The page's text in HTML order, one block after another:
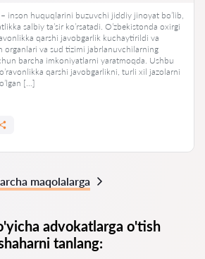
inson huquqlarini buzuvchi jiddiy jinoyat bo’lib,
salbiy ta’sir ko’rsatadi. O’zbekistonda oxirgi
qarshi javobgarlik kuchaytirildi va
organlari va sud tizimi jabrlanuvchilarning
barcha imkoniyatlarni yaratmoqda. Ushbu
qarshi javobgarlikni, turli xil jazolarni
[…]
maqolalarga
advokatlarga o'tish
tanlang: